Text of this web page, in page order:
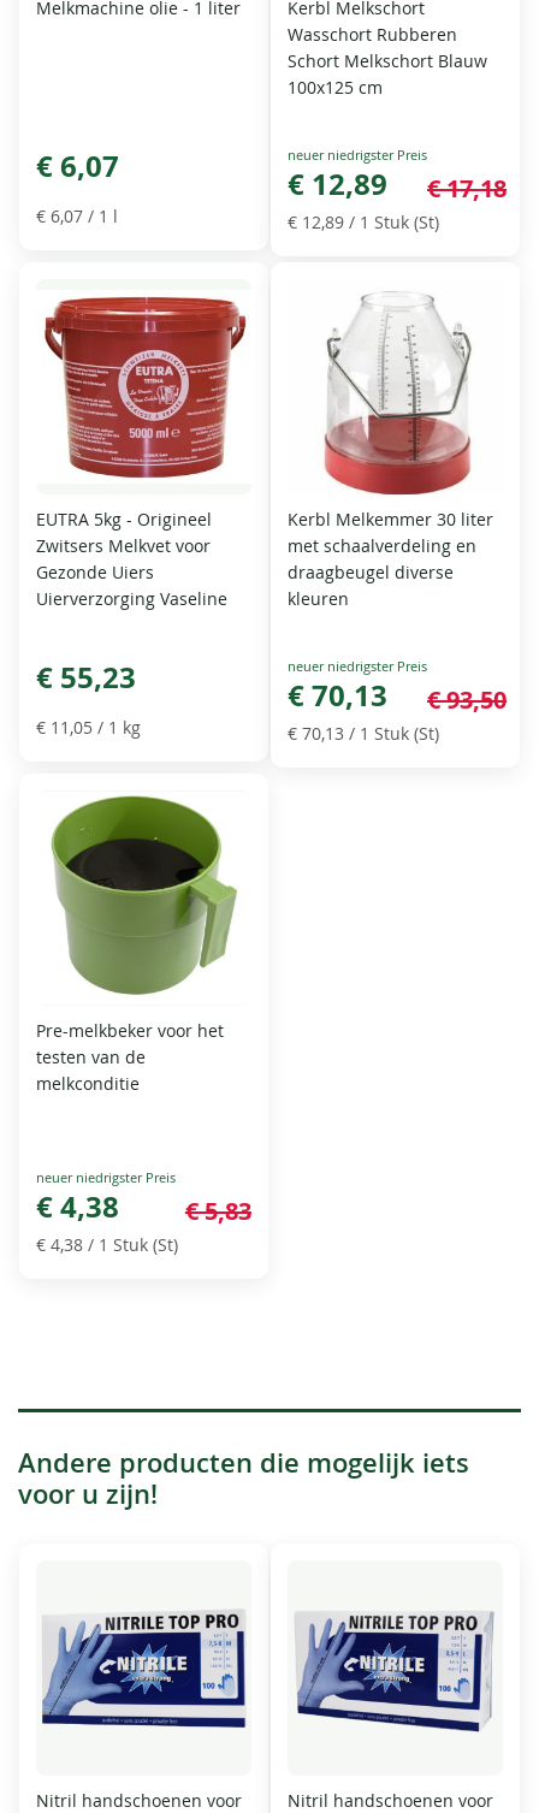
Melkmachine olie - 1 liter
€ 6,07
€ 6,07 / 1 l
Kerbl Melkschort
Wasschort Rubberen
Schort Melkschort Blauw
100x125 cm
Special
Price
€ 12,89 € 17,18
€ 12,89 / 1 Stuk (St)
EUTRA 5kg - Origineel
Zwitsers Melkvet voor
Gezonde Uiers
Uierverzorging Vaseline
€ 55,23
€ 11,05 / 1 kg
Kerbl Melkemmer 30 liter
met schaalverdeling en
draagbeugel diverse
kleuren
Special
Price
€ 70,13 € 93,50
€ 70,13 / 1 Stuk (St)
Pre-melkbeker voor het
testen van de
melkconditie
Special
Price
€ 4,38 € 5,83
€ 4,38 / 1 Stuk (St)
Andere producten die mogelijk iets
voor u zijn!
Nitril handschoenen voor
Nitril handschoenen voor